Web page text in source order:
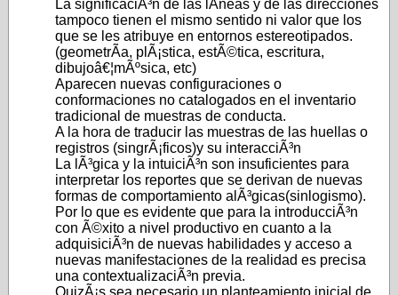
La significaciÃ³n de las lÃ­neas y de las direcciones
tampoco tienen el mismo sentido ni valor que los
que se les atribuye en entornos estereotipados.
(geometrÃ­a, plÃ¡stica, estÃ©tica, escritura,
dibujoâ€¦mÃºsica, etc)
Aparecen nuevas configuraciones o
conformaciones no catalogados en el inventario
tradicional de muestras de conducta.
A la hora de traducir las muestras de las huellas o
registros (singrÃ¡ficos)y su interacciÃ³n
La lÃ³gica y la intuiciÃ³n son insuficientes para
interpretar los reportes que se derivan de nuevas
formas de comportamiento alÃ³gicas(sinlogismo).
Por lo que es evidente que para la introducciÃ³n
con Ã©xito a nivel productivo en cuanto a la
adquisiciÃ³n de nuevas habilidades y acceso a
nuevas manifestaciones de la realidad es precisa
una contextualizaciÃ³n previa.
QuizÃ¡s sea necesario un planteamiento inicial de